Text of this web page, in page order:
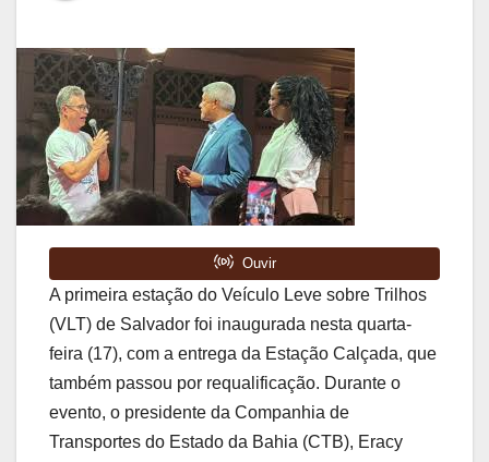
A primeira estação do Veículo Leve sobre Trilhos
(VLT) de Salvador foi inaugurada nesta quarta-
feira (17), com a entrega da Estação Calçada, que
também passou por requalificação. Durante o
evento, o presidente da Companhia de
Transportes do Estado da Bahia (CTB), Eracy